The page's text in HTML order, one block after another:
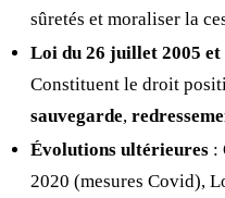
sûretés et moraliser la
Loi du 26 juillet 2005 et
Constituent le droit
sauvegarde,
Évolutions ultérieures :
2020 (mesures Covid),